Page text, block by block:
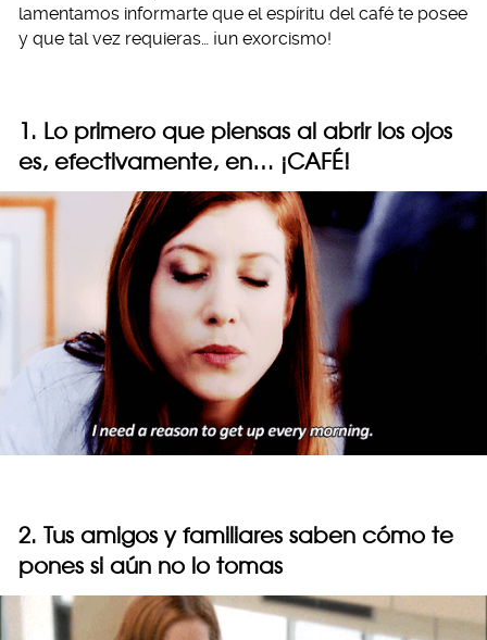
lamentamos informarte que el espíritu del café te posee
y que tal vez requieras… ¡un exorcismo!
1. Lo primero que piensas al abrir los ojos
es, efectivamente, en… ¡CAFÉ!
2. Tus amigos y familiares saben cómo te
pones si aún no lo tomas